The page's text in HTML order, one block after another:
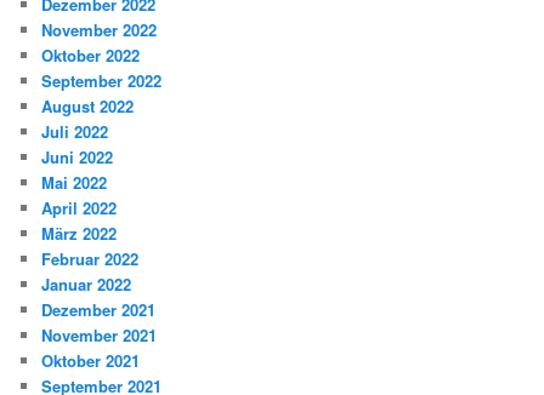
Dezember 2022
November 2022
Oktober 2022
September 2022
August 2022
Juli 2022
Juni 2022
Mai 2022
April 2022
März 2022
Februar 2022
Januar 2022
Dezember 2021
November 2021
Oktober 2021
September 2021